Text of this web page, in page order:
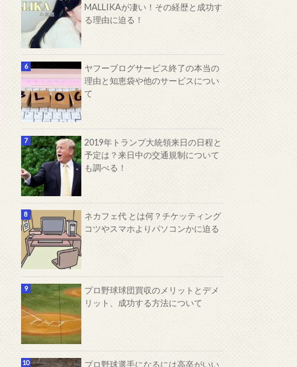
MALLIKAが凄い！その経歴と成功す
る理由に迫る！
ヤフーブログサービス終了の本当の
理由と知恵袋や他のサービスについ
て
2019年トランプ大統領来日の日程と
予定は？来日中の交通規制について
も調べる！
ネカフェ代 とは何？チケッティング
コツやスマホよりパソコンかに迫る
プロ野球球団買収のメリットとデメ
リット、成功する方法について
プロ野球選手になるには高卒がいい